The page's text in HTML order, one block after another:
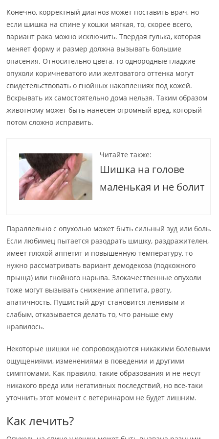
Конечно, корректный диагноз может поставить врач, но
если шишка на спине у кошки мягкая, то, скорее всего,
вариант рака можно исключить. Твердая гулька, которая
меняет форму и размер должна вызывать большие
опасения. Относительно цвета, то однородные гладкие
опухоли коричневатого или желтоватого оттенка могут
свидетельствовать о гнойных накоплениях под кожей.
Вскрывать их самостоятельно дома нельзя. Таким образом
животному может быть нанесен огромный вред, который
потом сложно исправить.
Читайте также:
Шишка на голове
маленькая и не болит
Параллельно с опухолью может быть сильный зуд или боль.
Если любимец пытается разодрать шишку, раздражителен,
имеет плохой аппетит и повышенную температуру, то
нужно рассматривать вариант демодекоза (подкожного
прыща) или гнойного нарыва. Злокачественные опухоли
тоже могут вызывать снижение аппетита, рвоту,
апатичность. Пушистый друг становится ленивым и
слабым, отказывается делать то, что раньше ему
нравилось.
Некоторые шишки не сопровождаются никакими болевыми
ощущениями, изменениями в поведении и другими
симптомами. Как правило, такие образования и не несут
никакого вреда или негативных последствий, но все-таки
уточнить этот момент с ветеринаром не будет лишним.
Как лечить?